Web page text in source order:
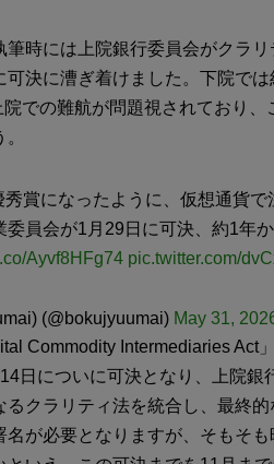
時には上院銀行委員会がクラ
可決に漕ぎ着けました。下院で
での難航が問題視されており
賞になったように、仮想通貨
員会が1月29日に可決、約1年
Ayvf8HFg74 pic.twitter.com/
(@bokujyuumai) May 31,
Commodity Intermediaries Act
日についに可決となり、上院銀
クラリティ法を統合し、最終
名が必要となりますが、そもそ